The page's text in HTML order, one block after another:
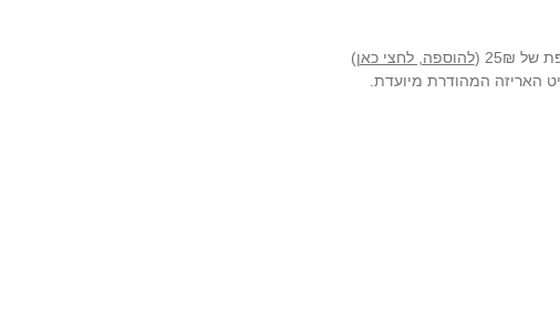
להוספה, לחצי כאן)
האריזה המהודרת מיועדת.